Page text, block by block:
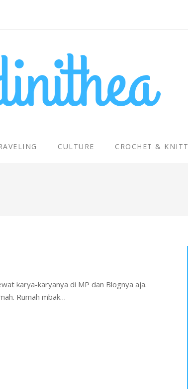
CULTURE CROCHET &
karya-karyanya di MP dan Blognya aja.
Rumah mbak…